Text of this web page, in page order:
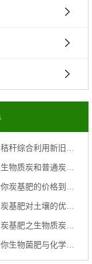
合利用新旧技术对比
和普通炭有什么区别？
的价格到底贵不贵呢？
肥对土壤的优势体现
物质炭有机肥作用原理
学肥料相比的特点及优势！